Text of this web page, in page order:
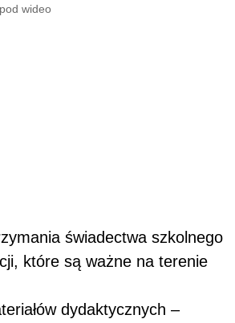
wideo
świadectwa szkolnego
które są ważne na terenie
dydaktycznych –